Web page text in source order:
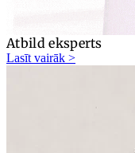
Atbild eksperts
Lasīt vairāk >